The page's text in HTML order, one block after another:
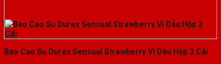
Bao Cao Su Durex Sensual Strawberry Vị Dâu Hộp 3 Cái